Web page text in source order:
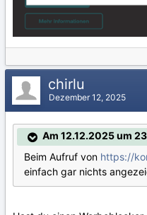
chirlu
Dezember 12, 2025
Am 12.12.2025 um
Beim Aufruf von https://
einfach gar nichts